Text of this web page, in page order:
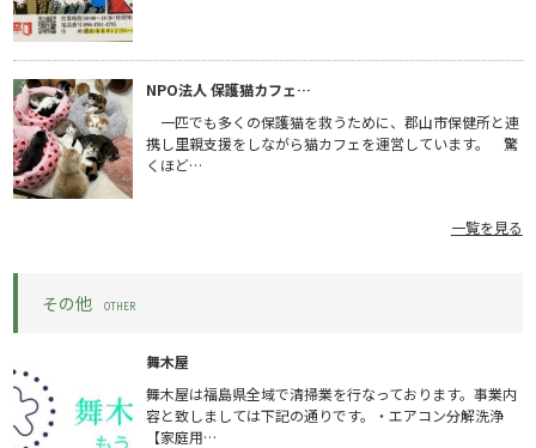
NPO法人 保護猫カフェ…
一匹でも多くの保護猫を救うために、郡山市保健所と連
携し里親支援をしながら猫カフェを運営しています。 驚
くほど…
一覧を見る
その他 OTHER
舞木屋
舞木屋は福島県全域で清掃業を行なっております。事業内
容と致しましては下記の通りです。・エアコン分解洗浄
【家庭用…